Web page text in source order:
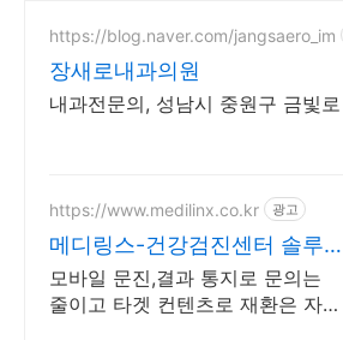
https://blog.naver.com/jangsaero_im
장새로내과의원
내과전문의, 성남시 중원구 금빛
https://www.medilinx.co.kr 광고
메디링스-건강검진센터 솔루
션
모바일 문진,결과 통지로 문의는
줄이고 타겟 컨텐츠로 재환은 자동